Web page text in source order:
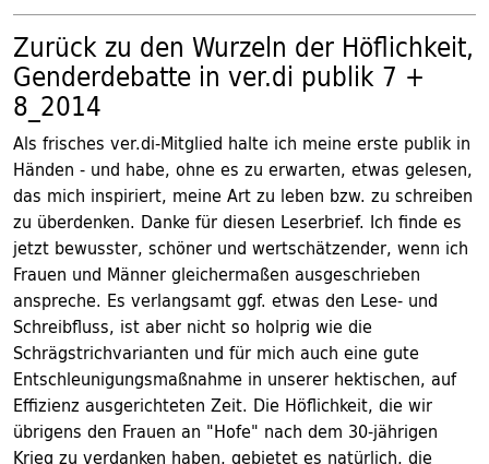
Zurück zu den Wurzeln der Höflichkeit,
Genderdebatte in ver.di publik 7 +
8_2014
Als frisches ver.di-Mitglied halte ich meine erste publik in
Händen - und habe, ohne es zu erwarten, etwas gelesen,
das mich inspiriert, meine Art zu leben bzw. zu schreiben
zu überdenken. Danke für diesen Leserbrief. Ich finde es
jetzt bewusster, schöner und wertschätzender, wenn ich
Frauen und Männer gleichermaßen ausgeschrieben
anspreche. Es verlangsamt ggf. etwas den Lese- und
Schreibfluss, ist aber nicht so holprig wie die
Schrägstrichvarianten und für mich auch eine gute
Entschleunigungsmaßnahme in unserer hektischen, auf
Effizienz ausgerichteten Zeit. Die Höflichkeit, die wir
übrigens den Frauen an "Hofe" nach dem 30-jährigen
Krieg zu verdanken haben, gebietet es natürlich, die